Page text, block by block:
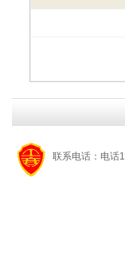
联系电话：电话